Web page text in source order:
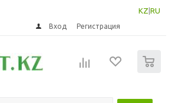
KZ RU
Вход Регистрация